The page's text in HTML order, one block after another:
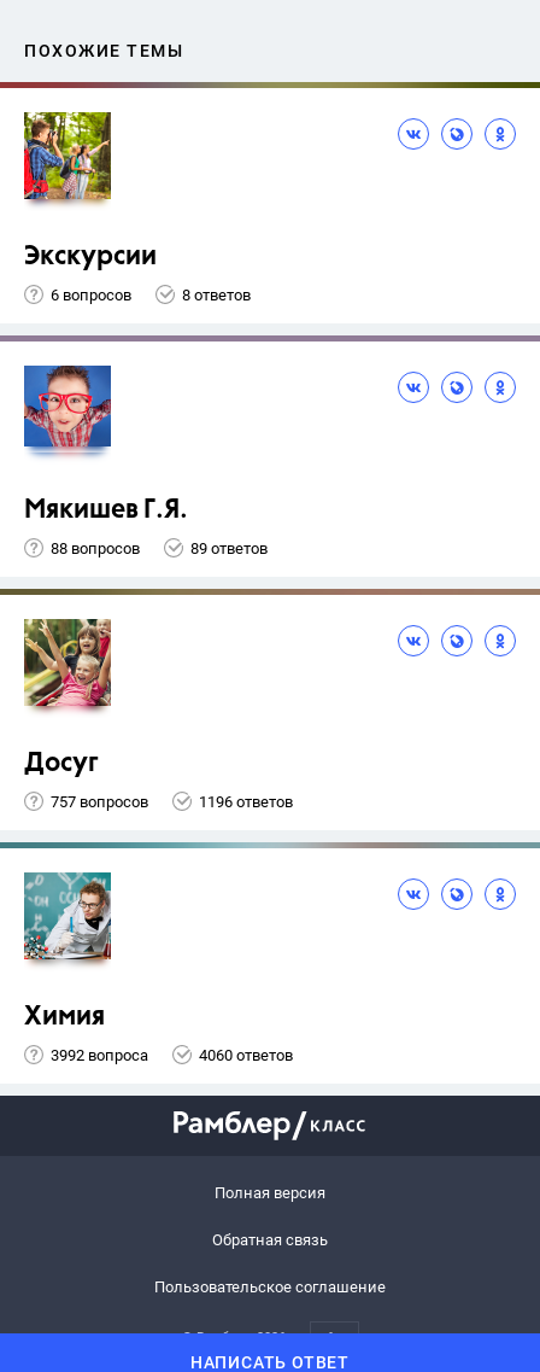
НАПИСАТЬ ОТВЕТ
ПОХОЖИЕ ТЕМЫ
Экскурсии
6 вопросов 8 ответов
Мякишев Г.Я.
88 вопросов 89 ответов
Досуг
757 вопросов 1196 ответов
Химия
3992 вопроса 4060 ответов
Полная версия
Обратная связь
Пользовательское соглашение
© Рамблер,2026 6+